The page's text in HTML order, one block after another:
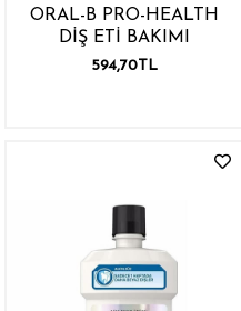
ORAL-B PRO-HEALTH
DİŞ ETİ BAKIMI
594,70TL